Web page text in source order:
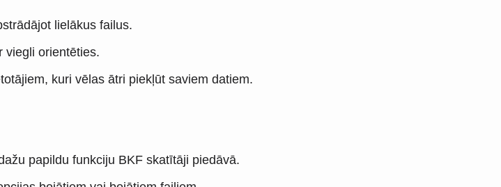
lielākus failus.
viegli orientēties.
kuri vēlas ātri piekļūt saviem datiem.
papildu funkciju BKF skatītāji piedāvā.